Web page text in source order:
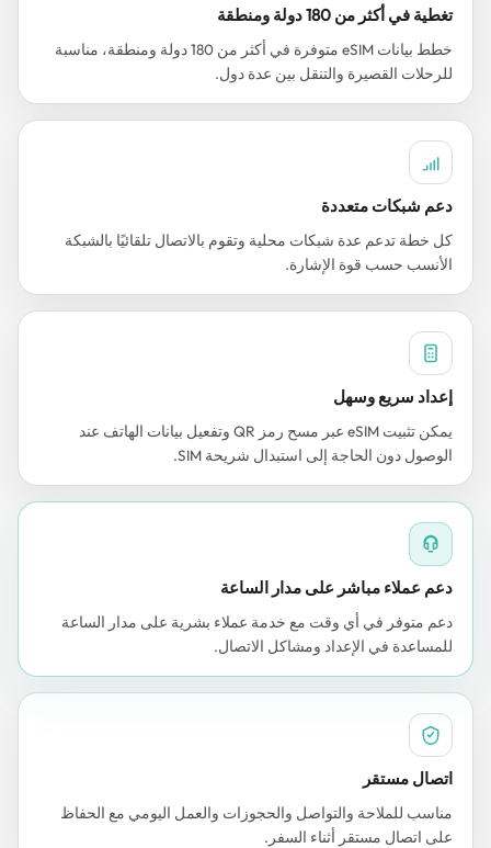
تغطية في أكثر من 180 دولة ومنطقة
خطط بيانات eSIM متوفرة في أكثر من 180 دولة ومنطقة، مناسبة
للرحلات القصيرة والتنقل بين عدة دول.
دعم شبكات متعددة
كل خطة تدعم عدة شبكات محلية وتقوم بالاتصال تلقائيًا بالشبكة
الأنسب حسب قوة الإشارة.
إعداد سريع وسهل
يمكن تثبيت eSIM عبر مسح رمز QR وتفعيل بيانات الهاتف عند
الوصول دون الحاجة إلى استبدال شريحة SIM.
دعم عملاء مباشر على مدار الساعة
دعم متوفر في أي وقت مع خدمة عملاء بشرية على مدار الساعة
للمساعدة في الإعداد ومشاكل الاتصال.
اتصال مستقر
مناسب للملاحة والتواصل والحجوزات والعمل اليومي مع الحفاظ
على اتصال مستقر أثناء السفر.